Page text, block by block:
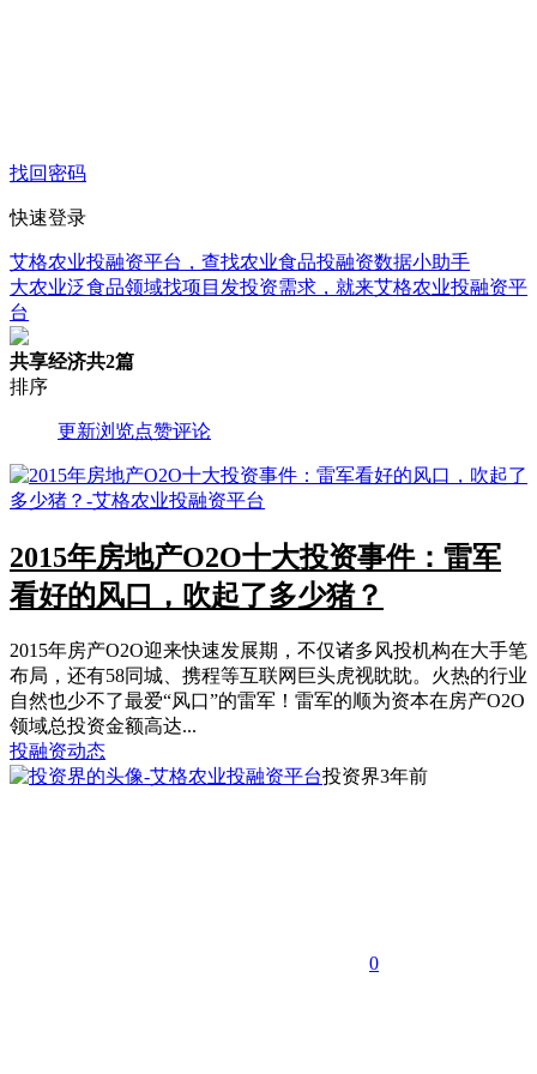
找回密码
快速登录
艾格农业投融资平台，查找农业食品投融资数据小助手
大农业泛食品领域找项目发投资需求，就来艾格农业投融资平
台
共享经济共2篇
排序
更新浏览点赞评论
2015年房地产O2O十大投资事件：雷军
看好的风口，吹起了多少猪？
2015年房产O2O迎来快速发展期，不仅诸多风投机构在大手笔
布局，还有58同城、携程等互联网巨头虎视眈眈。火热的行业
自然也少不了最爱“风口”的雷军！雷军的顺为资本在房产O2O
领域总投资金额高达...
投融资动态
投资界3年前
0